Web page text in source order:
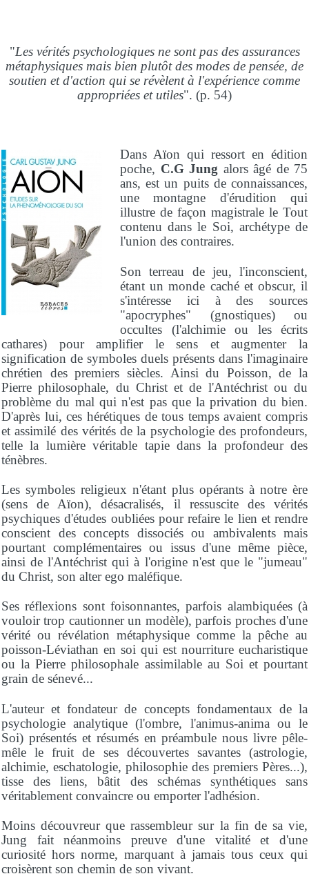
"Les vérités psychologiques ne sont pas des assurances
métaphysiques mais bien plutôt des modes de pensée, de
soutien et d'action qui se révèlent à l'expérience comme
appropriées et utiles". (p. 54)
Dans Aïon qui ressort en édition
poche, C.G Jung alors âgé de 75
ans, est un puits de connaissances,
une montagne d'érudition qui
illustre de façon magistrale le Tout
contenu dans le Soi, archétype de
l'union des contraires.
Son terreau de jeu, l'inconscient,
étant un monde caché et obscur, il
s'intéresse ici à des sources
"apocryphes" (gnostiques) ou
occultes (l'alchimie ou les écrits
cathares) pour amplifier le sens et augmenter la
signification de symboles duels présents dans l'imaginaire
chrétien des premiers siècles. Ainsi du Poisson, de la
Pierre philosophale, du Christ et de l'Antéchrist ou du
problème du mal qui n'est pas que la privation du bien.
D'après lui, ces hérétiques de tous temps avaient compris
et assimilé des vérités de la psychologie des profondeurs,
telle la lumière véritable tapie dans la profondeur des
ténèbres.
Les symboles religieux n'étant plus opérants à notre ère
(sens de Aïon), désacralisés, il ressuscite des vérités
psychiques d'études oubliées pour refaire le lien et rendre
conscient des concepts dissociés ou ambivalents mais
pourtant complémentaires ou issus d'une même pièce,
ainsi de l'Antéchrist qui à l'origine n'est que le "jumeau"
du Christ, son alter ego maléfique.
Ses réflexions sont foisonnantes, parfois alambiquées (à
vouloir trop cautionner un modèle), parfois proches d'une
vérité ou révélation métaphysique comme la pêche au
poisson-Léviathan en soi qui est nourriture eucharistique
ou la Pierre philosophale assimilable au Soi et pourtant
grain de sénevé...
L'auteur et fondateur de concepts fondamentaux de la
psychologie analytique (l'ombre, l'animus-anima ou le
Soi) présentés et résumés en préambule nous livre pêle-
mêle le fruit de ses découvertes savantes (astrologie,
alchimie, eschatologie, philosophie des premiers Pères...),
tisse des liens, bâtit des schémas synthétiques sans
véritablement convaincre ou emporter l'adhésion.
Moins découvreur que rassembleur sur la fin de sa vie,
Jung fait néanmoins preuve d'une vitalité et d'une
curiosité hors norme, marquant à jamais tous ceux qui
croisèrent son chemin de son vivant.